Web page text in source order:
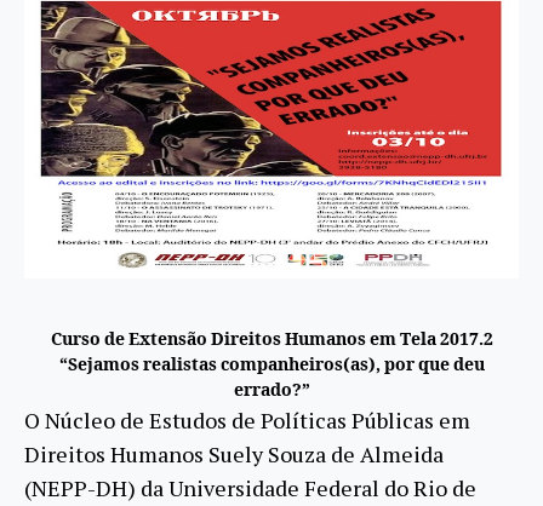
Curso de Extensão Direitos Humanos em Tela 2017.2
“Sejamos realistas companheiros(as), por que deu
errado?”
O Núcleo de Estudos de Políticas Públicas em
Direitos Humanos Suely Souza de Almeida
(NEPP-DH) da Universidade Federal do Rio de